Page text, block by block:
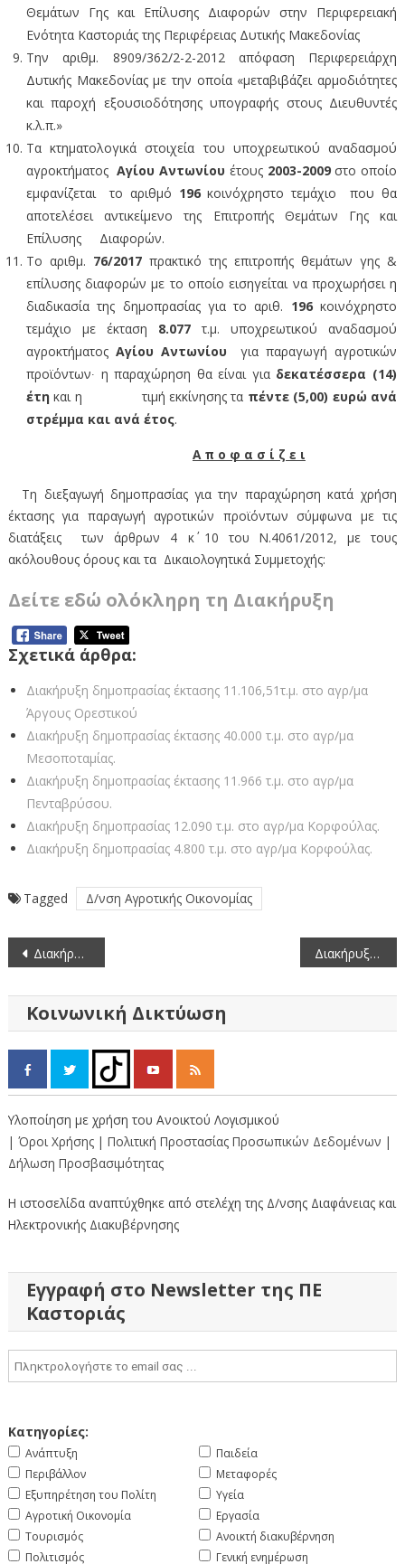
Θεμάτων Γης και Επίλυσης Διαφορών στην Περιφερειακή
Ενότητα Καστοριάς της Περιφέρειας Δυτικής Μακεδονίας
Την αριθμ. 8909/362/2-2-2012 απόφαση Περιφερειάρχη
Δυτικής Μακεδονίας με την οποία «μεταβιβάζει αρμοδιότητες
και παροχή εξουσιοδότησης υπογραφής στους Διευθυντές
κ.λ.π.»
Τα κτηματολογικά στοιχεία του υποχρεωτικού αναδασμού
αγροκτήματος Αγίου Αντωνίου έτους 2003-2009στο οποίο
εμφανίζεται το αριθμό 196κοινόχρηστο τεμάχιο που θα
αποτελέσει αντικείμενο της Επιτροπής Θεμάτων Γης και
Επίλυσης Διαφορών.
Το αριθμ. 76/2017πρακτικό της επιτροπής θεμάτων γης &
επίλυσης διαφορών με το οποίο εισηγείται να προχωρήσει η
διαδικασία της δημοπρασίας για το αριθ. 196κοινόχρηστο
τεμάχιο με έκταση 8.077 τ.μ. υποχρεωτικού αναδασμού
αγροκτήματος Αγίου Αντωνίου για παραγωγή αγροτικών
προϊόντων∙ η παραχώρηση θα είναι για δεκατέσσερα (14)
έτηκαι η τιμή εκκίνησης τα πέντε (5,00) ευρώ ανά
στρέμμα και ανά έτος.
Α π ο φ α σ ί ζ ε ι
Τη διεξαγωγή δημοπρασίας για την παραχώρηση κατά χρήση
έκτασης για παραγωγή αγροτικών προϊόντων σύμφωνα με τις
διατάξεις των άρθρων 4 κ΄ 10 του Ν.4061/2012, με τους
ακόλουθους όρους και τα Δικαιολογητικά Συμμετοχής:
Δείτε εδώ ολόκληρη τη Διακήρυξη
Σχετικά άρθρα:
Διακήρυξη δημοπρασίας έκτασης 11.106,51τ.μ. στο αγρ/μα
Άργους Ορεστικού
Διακήρυξη δημοπρασίας έκτασης 40.000 τ.μ. στο αγρ/μα
Μεσοποταμίας.
Διακήρυξη δημοπρασίας έκτασης 11.966 τ.μ. στο αγρ/μα
Πενταβρύσου.
Διακήρυξη δημοπρασίας 12.090 τ.μ. στο αγρ/μα Κορφούλας.
Διακήρυξη δημοπρασίας 4.800 τ.μ. στο αγρ/μα Κορφούλας.
Tagged Δ/νση Αγροτικής Οικονομίας
Πλοήγηση
Διακήρυξη δημοπρασίας για την παραχώρηση κατά χρήση ακινήτου έκτασης 3.337 τ.μ. στο αγρόκτημα Αγίου Αντωνίου, νομού Καστοριάς Διακήρυξη δημοπρασίας για την παραχώρηση κατά χρήση ακινήτου έκτασης 6.700 τ.μ. τ.μ. στο αγρόκτημα Αγίου Αντωνίου, νομού Καστοριάς
Κοινωνική Δικτύωση
Υλοποίηση με χρήση του Ανοικτού Λογισμικού
| Όροι Χρήσης | Πολιτική Προστασίας Προσωπικών Δεδομένων |
Δήλωση Προσβασιμότητας
Η ιστοσελίδα αναπτύχθηκε από στελέχη της Δ/νσης Διαφάνειας και
Ηλεκτρονικής Διακυβέρνησης
Εγγραφή στο Newsletter της ΠΕ
Καστοριάς
Κατηγορίες:
Ανάπτυξη
Περιβάλλον
Εξυπηρέτηση του Πολίτη
Αγροτική Οικονομία
Τουρισμός
Πολιτισμός
Παιδεία
Μεταφορές
Υγεία
Εργασία
Ανοικτή διακυβέρνηση
Γενική ενημέρωση